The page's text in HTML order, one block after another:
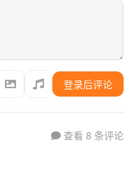
登录后评论
查看 8 条评论